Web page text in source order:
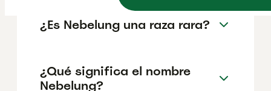
¿Es Nebelung una raza rara?
¿Qué significa el nombre
Nebelung?